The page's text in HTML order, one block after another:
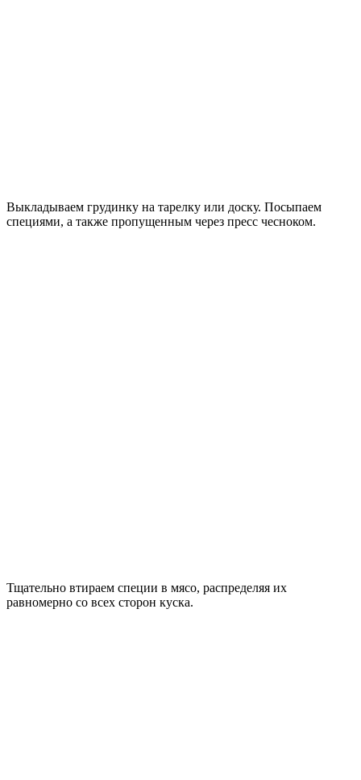
Выкладываем грудинку на тарелку или доску. Посыпаем
специями, а также пропущенным через пресс чесноком.
Тщательно втираем специи в мясо, распределяя их
равномерно со всех сторон куска.